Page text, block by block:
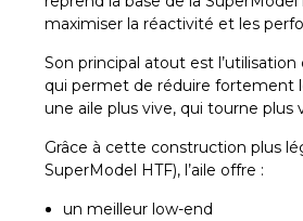
maximiser la réactivité et les
Son principal atout est l’utilisation
qui permet de réduire fortement
une aile plus vive, qui tourne
Grâce à cette construction plus
SuperModel HTF), l’aile offre :
un meilleur low-end